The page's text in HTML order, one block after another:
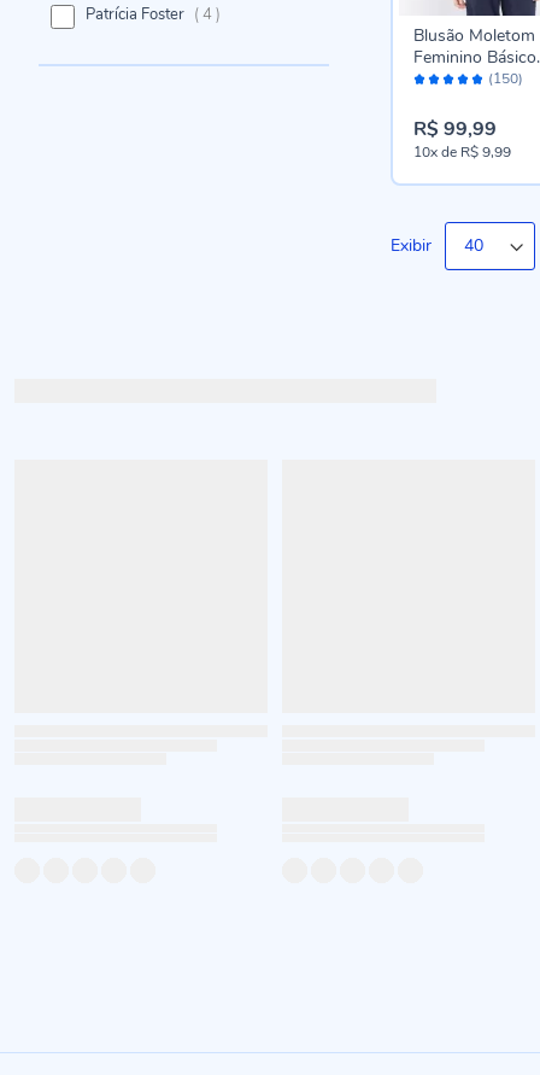
Avaliação: (150)
Blusão Moletom
Feminino Básico
Patricia Foster
R$ 99,99
10xde R$ 9,99
Exibir
Patrícia Foster
4itens